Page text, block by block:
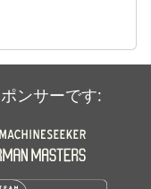
ンサーです: